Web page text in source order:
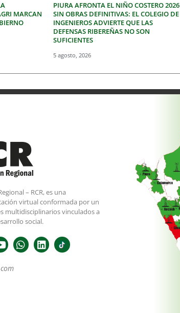
MARCAN
PIURA AFRONTA EL NIÑO COSTERO 2026
SIN OBRAS DEFINITIVAS: EL COLEGIO DE
INGENIEROS ADVIERTE QUE LAS
DEFENSAS RIBEREÑAS NO SON
SUFICIENTES
5 agosto, 2026
– RCR, es una
virtual conformada por un
multidisciplinarios vinculados a
social.